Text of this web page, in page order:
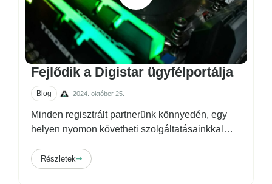
Fejlődik a Digistar ügyfélportálja
Blog 2024. október 25.
Minden regisztrált partnerünk könnyedén, egy
helyen nyomon követheti szolgáltatásainkkal …
Részletek